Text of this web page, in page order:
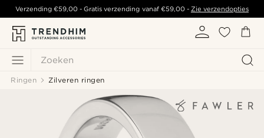
Zoeken
Verzending€59,00 - Gratis verzending vanaf €59,00- Zie verzendopties
Ringen Zilveren ringen